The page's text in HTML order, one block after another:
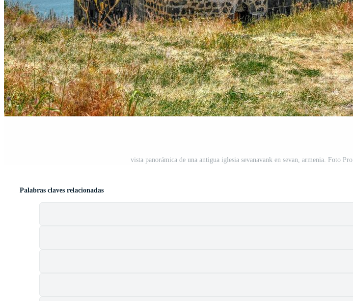
vista panorámica de una antigua iglesia sevanavank en sevan, armenia. Foto Pro
Palabras claves relacionadas